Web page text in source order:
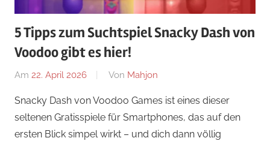
5 Tipps zum Suchtspiel Snacky Dash von
Voodoo gibt es hier!
Am 22. April 2026 Von Mahjon
Arcade-
Spiele,
Arcade-
Snacky Dash von Voodoo Games ist eines dieser
seltenen Gratisspiele für Smartphones, das auf den
ersten Blick simpel wirkt – und dich dann völlig